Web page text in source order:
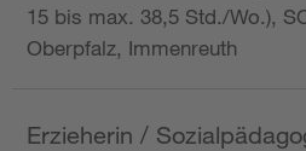
15 bis max. 38,5 Std./Wo.),
Oberpfalz, Immenreuth
Erzieherin /